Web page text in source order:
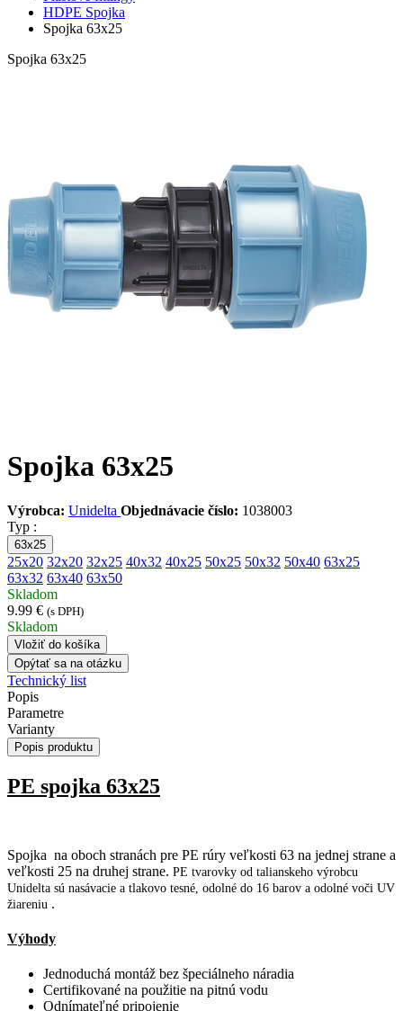
HDPE Spojka
Spojka 63x25
Spojka 63x25
Spojka 63x25
Výrobca: Unidelta Objednávacie číslo: 1038003
Typ :
63x25
25x20 32x20 32x25 40x32 40x25 50x25 50x32 50x40 63x25
63x32 63x40 63x50
Skladom
9.99 € (s DPH)
Skladom
Vložiť do košíka
Opýtať sa na otázku
Technický list
Popis
Parametre
Varianty
Popis produktu
PE spojka 63x25
Spojka na oboch stranách pre PE rúry veľkosti 63 na jednej strane a
veľkosti 25 na druhej strane. PE tvarovky od talianskeho výrobcu
Unidelta sú nasávacie a tlakovo tesné, odolné do 16 barov a odolné voči UV
žiareniu .
Výhody
Jednoduchá montáž bez špeciálneho náradia
Certifikované na použitie na pitnú vodu
Odnímateľné pripojenie